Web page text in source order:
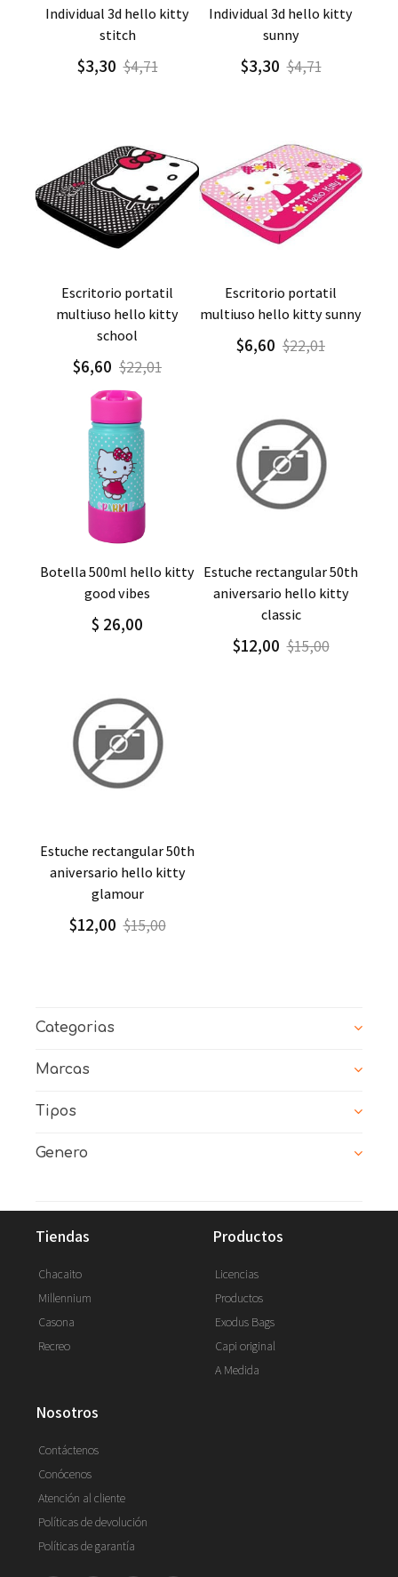
Agregar Detalle
individual 3d hello kitty
stitch
$3,30 $4,71
Agregar Detalle
individual 3d hello kitty
sunny
$3,30 $4,71
Agregar Detalle
escritorio portatil
multiuso hello kitty
school
$6,60 $22,01
Agregar Detalle
escritorio portatil
multiuso hello kitty sunny
$6,60 $22,01
Agregar Detalle
botella 500ml hello kitty
good vibes
$ 26,00
Agregar Detalle
estuche rectangular 50th
aniversario hello kitty
classic
$12,00 $15,00
Agregar Detalle
estuche rectangular 50th
aniversario hello kitty
glamour
$12,00 $15,00
Categorias
Marcas
Tipos
Genero
tiendas
Chacaito
Millennium
Casona
Recreo
productos
Licencias
Productos
Exodus Bags
Capi original
A Medida
nosotros
Contáctenos
Conócenos
Atención al cliente
Políticas de devolución
Políticas de garantía